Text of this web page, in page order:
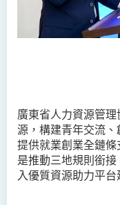
廣州市越
廣東省人力資源管
源，構建青年交流、
提供就業創業全鏈
是推動三地規則銜接
入優質資源助力平台